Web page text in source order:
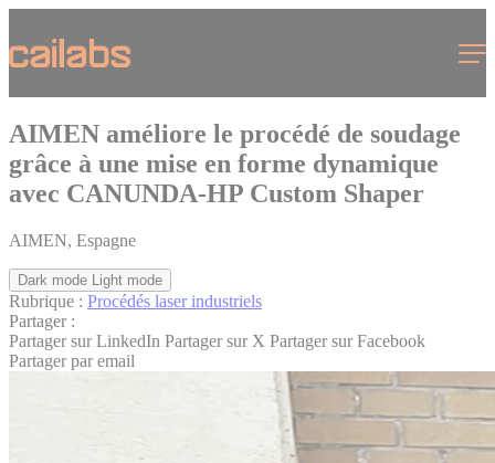
Cookies management panel
AIMEN améliore le procédé de soudage
grâce à une mise en forme dynamique
avec CANUNDA-HP Custom Shaper
AIMEN, Espagne
Dark mode Light mode
Rubrique : Procédés laser industriels
Partager :
Partager sur LinkedIn Partager sur X Partager sur Facebook
Partager par email